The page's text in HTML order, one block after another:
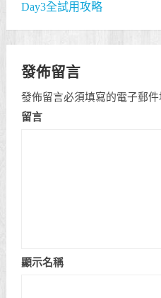
Day3全試用攻略
發佈留言
發佈留言必須填寫的電子郵件
留言
顯示名稱